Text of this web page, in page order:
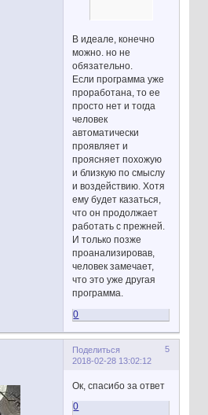
В идеале, конечно
можно. но не
обязательно.
Если программа уже
проработана, то ее
просто нет и тогда
человек
автоматически
проявляет и
проясняет похожую
и близкую по смыслу
и воздействию. Хотя
ему будет казаться,
что он продолжает
работать с прежней.
И только позже
проанализировав,
человек замечает,
что это уже другая
программа.
0
Поделиться
5
2018-02-28 13:02:12
Ок, спасибо за ответ
0